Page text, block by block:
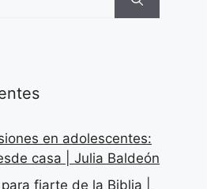
en adolescentes:
casa | Julia Baldeón
fiarte de la Biblia |